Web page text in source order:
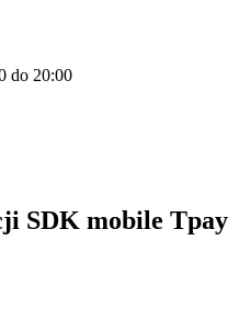
do 20:00
SDK mobile Tpay